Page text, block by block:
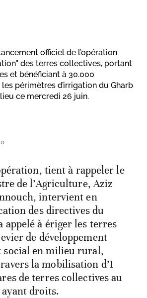
officiel de l’opération
des terres collectives, portant
et bénéficiant à 30.000
périmètres d’irrigation du Gharb
ce mercredi 26 juin.
tient à rappeler le
de l’Agriculture, Aziz
intervient en
des directives du
appelé à ériger les terres
de développement
social en milieu rural,
la mobilisation d’1
de terres collectives au
droits.